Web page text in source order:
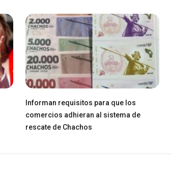
Informan requisitos para que los
comercios adhieran al sistema de
rescate de Chachos